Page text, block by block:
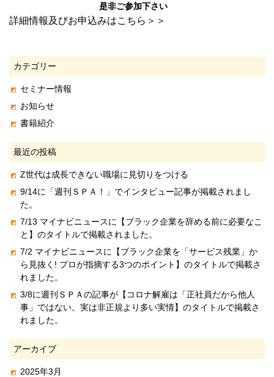
是非ご参加下さい
詳細情報及びお申込みはこちら＞＞
カテゴリー
セミナー情報
お知らせ
書籍紹介
最近の投稿
Z世代は成長できない職場に見切りをつける
9/14に「週刊ＳＰＡ！」でインタビュー記事が掲載されまし
た。
7/13 マイナビニュースに【ブラック企業を辞める前に必要なこ
と】のタイトルで掲載されました。
7/2 マイナビニュースに【ブラック企業を「サービス残業」か
ら見抜く! プロが指摘する3つのポイント】のタイトルで掲載さ
れました。
3/8に週刊ＳＰＡの記事が【コロナ解雇は「正社員だから他人
事」ではない。実は非正規より多い実情】のタイトルで掲載さ
れました。
アーカイブ
2025年3月